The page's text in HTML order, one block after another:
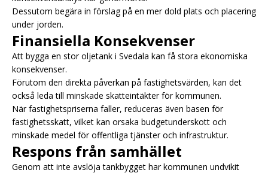
Dessutom begära in förslag på en mer dold plats och placering
under jorden.
Finansiella Konsekvenser
Att bygga en stor oljetank i Svedala kan få stora ekonomiska
konsekvenser.
Förutom den direkta påverkan på fastighetsvärden, kan det
också leda till minskade skatteintäkter för kommunen.
När fastighetspriserna faller, reduceras även basen för
fastighetsskatt, vilket kan orsaka budgetunderskott och
minskade medel för offentliga tjänster och infrastruktur.
Respons från samhället
Genom att inte avslöja tankbygget har kommunen undvikit